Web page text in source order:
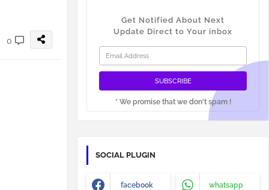
0
Get Notified About Next
Update Direct to Your inbox
* We promise that we don't spam !
SOCIAL PLUGIN
facebook whatsapp